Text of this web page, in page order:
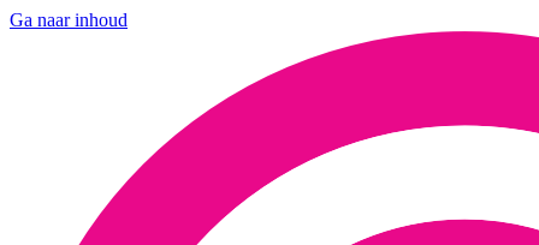
Ga naar inhoud